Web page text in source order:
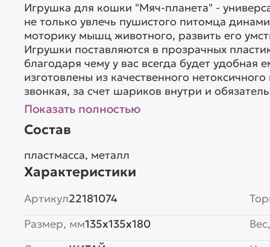
Игрушка для кошки "Мяч-планета" -
не только увлечь пушистого питомца
моторику мышц животного, развить его
Игрушки поставляются в прозрачных
благодаря чему у вас всегда будет удобная
изготовлены из качественного
звонкая, за счет шариков внутри и
Показать полностью
Состав
пластмасса, металл
Характеристики
Артикул22181074
Размер, мм135x135x180